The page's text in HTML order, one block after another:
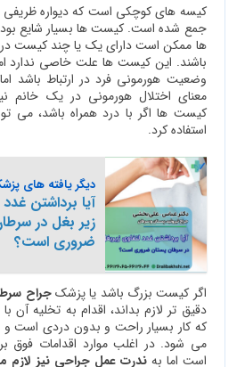
کیسه های کوچکی است که دیواره ظریفی
جمع شده است. کیست ها بسیار شایع بوده
ها ممکن است دارای یک یا چند کیست
باشند. این کیست ها علت خاصی ندارد
وضعیت هورمونی فرد در ارتباط باشد
معنای اختلال هورمونی در یک خانم
کیست ها اگر با درد همراه باشد، می
استفاده کرد.
دیگر یافته های
آيا برداشتن غدد
زير بغل در
ضروری است؟
اگر کیست بزرگ باشد یا پزشکجراح
دقیق تر لازم بداند، اقدام به تخلیه
که کار بسیار راحت و بدون دردی است و
می شود. در اغلب موارد اقدامات فوق
است اما بهندرت عمل جراحی نیز لازم